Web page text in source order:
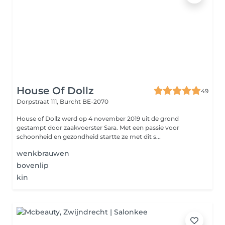
House Of Dollz
49
Dorpstraat 111, Burcht BE-2070
House of Dollz werd op 4 november 2019 uit de grond
gestampt door zaakvoerster Sara. Met een passie voor
schoonheid en gezondheid startte ze met dit s...
wenkbrauwen
bovenlip
kin